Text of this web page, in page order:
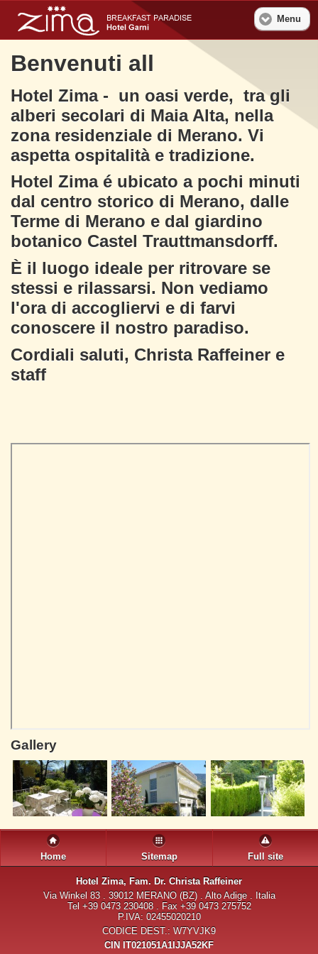
Menu
Benvenuti all
Hotel Zima - un oasi verde, tra gli
alberi secolari di Maia Alta, nella
zona residenziale di Merano. Vi
aspetta ospitalità e tradizione.
Hotel Zima é ubicato a pochi minuti
dal centro storico di Merano, dalle
Terme di Merano e dal giardino
botanico Castel Trauttmansdorff.
È il luogo ideale per ritrovare se
stessi e rilassarsi. Non vediamo
l'ora di accogliervi e di farvi
conoscere il nostro paradiso.
Cordiali saluti, Christa Raffeiner e
staff
Gallery
Home Sitemap Full site
Hotel Zima, Fam. Dr. Christa Raffeiner
Via Winkel 83 . 39012 MERANO (BZ) . Alto Adige . Italia
Tel +39 0473 230408 . Fax +39 0473 275752
P.IVA: 02455020210
CODICE DEST.: W7YVJK9
CIN IT021051A1IJJA52KF